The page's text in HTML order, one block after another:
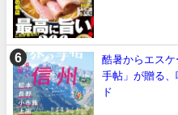
酷暑からエス
手帖」が贈る
ド